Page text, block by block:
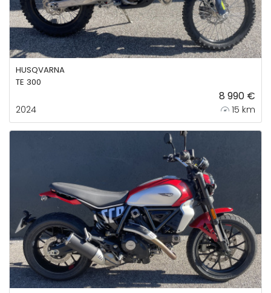
HUSQVARNA
TE 300
8 990 €
2024 15 km